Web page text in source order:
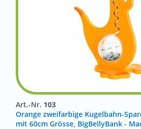
Art.-Nr. 103
Orange zweifarbige Kugelbahn-
mit 60cm Grösse, BigBellyBank -